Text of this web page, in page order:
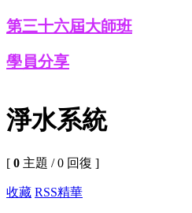
第三十六屆大師班
學員分享
淨水系統
[ 0 主題 / 0 回復 ]
收藏 RSS精華